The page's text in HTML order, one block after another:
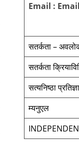
Email :
सतर्कता –
सतर्कता
सत्यनिष्ठा प्रतिज्ञा
म्यनुएल